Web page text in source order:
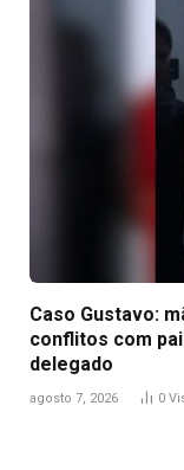
Caso Gustavo:
conflitos com
delegado
agosto 7, 2026 0